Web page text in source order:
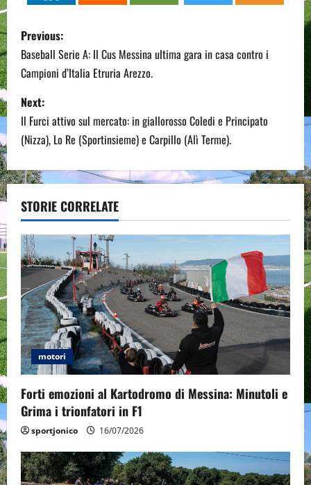
P
o
s
t
n
a
v
i
g
a
t
i
o
n
Previous:
Baseball Serie A: Il Cus Messina ultima gara in casa contro i
Campioni d’Italia Etruria Arezzo.
Next:
Il Furci attivo sul mercato: in giallorosso Coledi e Principato
(Nizza), Lo Re (Sportinsieme) e Carpillo (Alì Terme).
STORIE CORRELATE
motori
Forti emozioni al Kartodromo di Messina: Minutoli e
Grima i trionfatori in F1
sportjonico 16/07/2026